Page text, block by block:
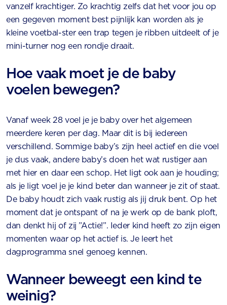
vanzelf krachtiger. Zo krachtig zelfs dat het voor jou op
een gegeven moment best pijnlijk kan worden als je
kleine voetbal-ster een trap tegen je ribben uitdeelt of je
mini-turner nog een rondje draait.
Hoe vaak moet je de baby
voelen bewegen?
Vanaf week 28 voel je je baby over het algemeen
meerdere keren per dag. Maar dit is bij iedereen
verschillend. Sommige baby’s zijn heel actief en die voel
je dus vaak, andere baby’s doen het wat rustiger aan
met hier en daar een schop. Het ligt ook aan je houding;
als je ligt voel je je kind beter dan wanneer je zit of staat.
De baby houdt zich vaak rustig als jij druk bent. Op het
moment dat je ontspant of na je werk op de bank ploft,
dan denkt hij of zij ”Actie!”. Ieder kind heeft zo zijn eigen
momenten waar op het actief is. Je leert het
dagprogramma snel genoeg kennen.
Wanneer beweegt een kind te
weinig?